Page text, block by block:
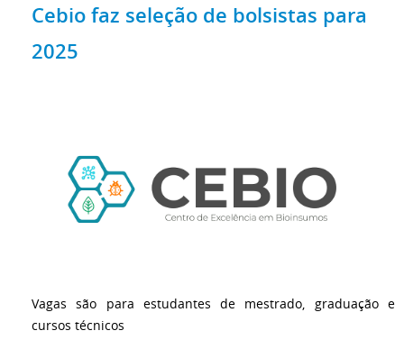
Cebio faz seleção de bolsistas para
2025
Vagas são para estudantes de mestrado, graduação e
cursos técnicos